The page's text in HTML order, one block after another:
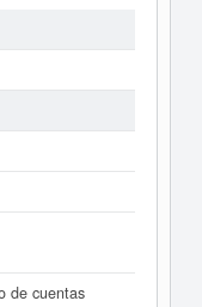
de cuentas